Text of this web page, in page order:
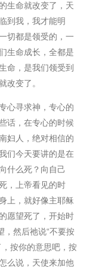
生命就改变了，天
到我，我才能明
切都是领受的，一
生命成⻓，全都是
命，是我们领受到
改变了。
心寻求神，专心的
话，在专心的时候
妇人，绝对相信的
们今天要讲的是在
什么死？向自己
，上帝看⻅的时
上，就好像主耶稣
愿望死了，开始时
，然后祂说“不要按
按你的意思吧，按
么说，天使来加他